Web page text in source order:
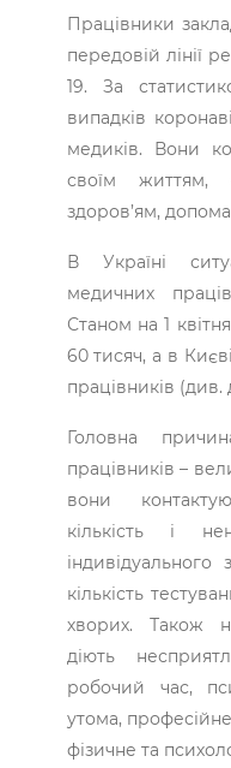
Працівники
передовій лінії
19. За
випадків
медиків. Вони
своїм життям,
здоров’ям,
В Україні
медичних
Станом на 1
60 тисяч, а в
працівників (див.
Головна
працівників –
вони
кількість і
кількість
хворих. Також
діють
робочий час,
утома,
фізичне та